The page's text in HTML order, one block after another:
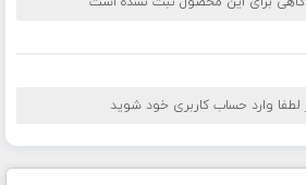
لطفا وارد حساب کاربری خود شوید